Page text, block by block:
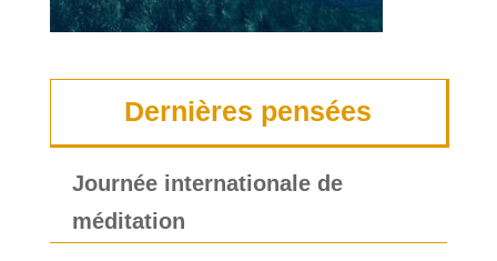
Dernières pensées
Journée internationale de
méditation